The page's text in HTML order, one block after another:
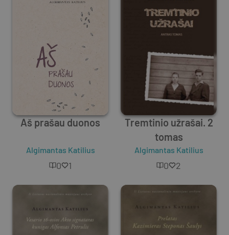
Aš prašau duonos
Algimantas Katilius
0 1
Tremtinio užrašai. 2
tomas
Algimantas Katilius
0 2